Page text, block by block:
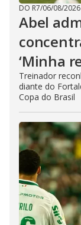
DO R7/06/08/2026
Abel
‘Minha
Treinador
diante do
Copa do Brasil